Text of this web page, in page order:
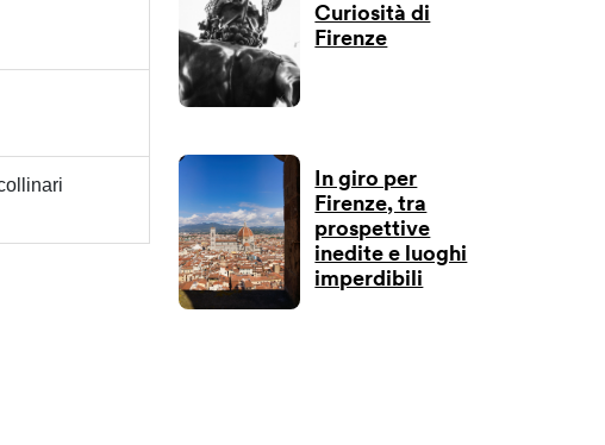
Curiosità di
Firenze
In giro per
Firenze, tra
prospettive
inedite e luoghi
imperdibili